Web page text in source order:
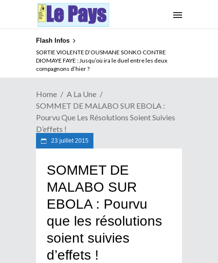
Flash Infos
SORTIE VIOLENTE D’OUSMANE SONKO CONTRE
DIOMAYE FAYE : Jusqu’où ira le duel entre les deux
compagnons d’hier ?
Home
A La Une
SOMMET DE MALABO SUR EBOLA :
Pourvu Que Les Résolutions Soient Suivies
D’effets !
23 juillet 2015
SOMMET DE
MALABO SUR
EBOLA : Pourvu
que les résolutions
soient suivies
d’effets !